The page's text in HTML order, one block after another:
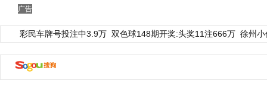
广告
彩民车牌号投注中3.9万 双色球148期开奖:头奖11注666万 徐州